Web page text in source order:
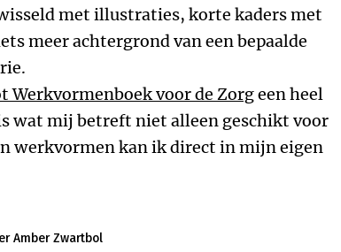
met illustraties, korte kaders met
meer achtergrond van een bepaalde
Werkvormenboek voor de Zorgeen heel
wat mij betreft niet alleen geschikt voor
werkvormen kan ik direct in mijn eigen
Amber Zwartbol